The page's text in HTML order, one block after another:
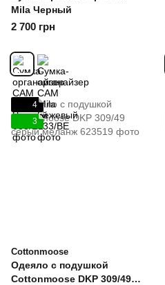
Mila Черный
2 700 грн
4
3
Cottonmoose
Одеяло с подушкой
Cottonmoose DKP 309/49